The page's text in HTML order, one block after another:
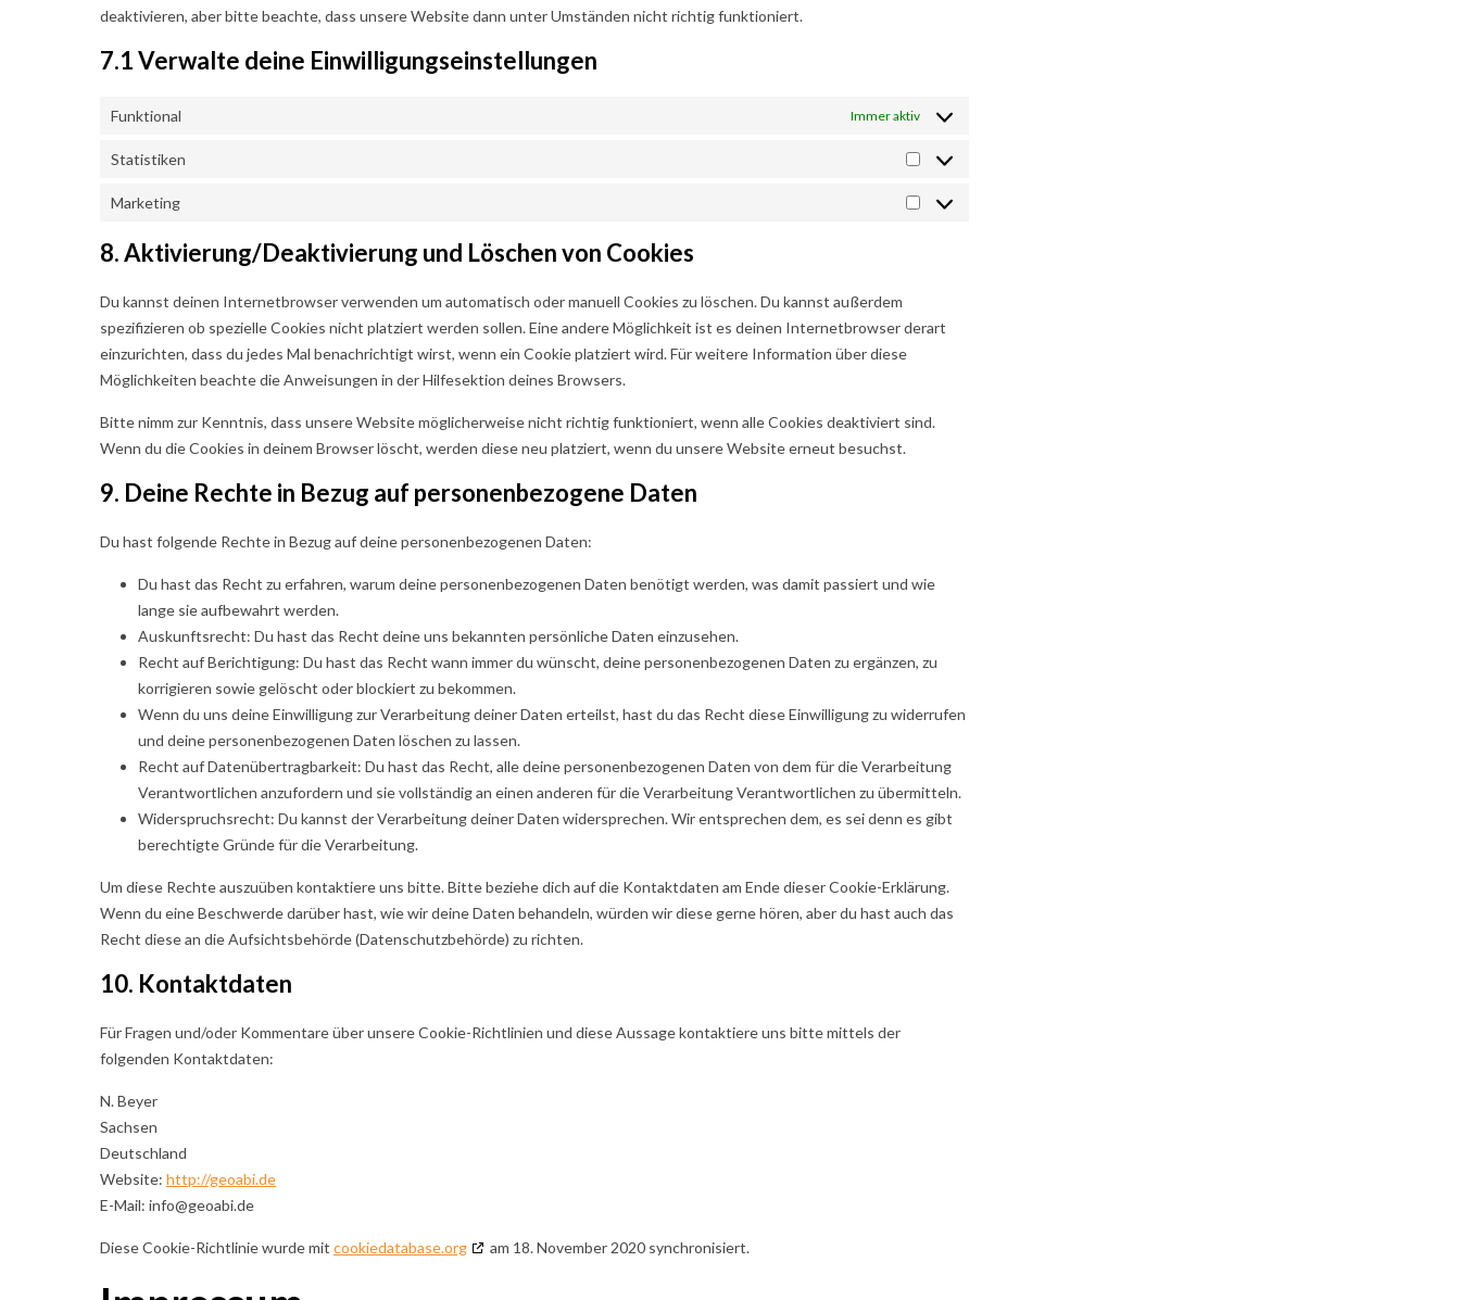
deaktivieren, aber bitte beachte, dass unsere Website dann unter Umständen nicht richtig funktioniert.
7.1 Verwalte deine Einwilligungseinstellungen
Funktional Immer aktiv
Statistiken
Statistiken
Marketing
Marketing
8. Aktivierung/Deaktivierung und Löschen von Cookies
Du kannst deinen Internetbrowser verwenden um automatisch oder manuell Cookies zu löschen. Du kannst außerdem
spezifizieren ob spezielle Cookies nicht platziert werden sollen. Eine andere Möglichkeit ist es deinen Internetbrowser derart
einzurichten, dass du jedes Mal benachrichtigt wirst, wenn ein Cookie platziert wird. Für weitere Information über diese
Möglichkeiten beachte die Anweisungen in der Hilfesektion deines Browsers.
Bitte nimm zur Kenntnis, dass unsere Website möglicherweise nicht richtig funktioniert, wenn alle Cookies deaktiviert sind.
Wenn du die Cookies in deinem Browser löscht, werden diese neu platziert, wenn du unsere Website erneut besuchst.
9. Deine Rechte in Bezug auf personenbezogene Daten
Du hast folgende Rechte in Bezug auf deine personenbezogenen Daten:
Du hast das Recht zu erfahren, warum deine personenbezogenen Daten benötigt werden, was damit passiert und wie
lange sie aufbewahrt werden.
Auskunftsrecht: Du hast das Recht deine uns bekannten persönliche Daten einzusehen.
Recht auf Berichtigung: Du hast das Recht wann immer du wünscht, deine personenbezogenen Daten zu ergänzen, zu
korrigieren sowie gelöscht oder blockiert zu bekommen.
Wenn du uns deine Einwilligung zur Verarbeitung deiner Daten erteilst, hast du das Recht diese Einwilligung zu widerrufen
und deine personenbezogenen Daten löschen zu lassen.
Recht auf Datenübertragbarkeit: Du hast das Recht, alle deine personenbezogenen Daten von dem für die Verarbeitung
Verantwortlichen anzufordern und sie vollständig an einen anderen für die Verarbeitung Verantwortlichen zu übermitteln.
Widerspruchsrecht: Du kannst der Verarbeitung deiner Daten widersprechen. Wir entsprechen dem, es sei denn es gibt
berechtigte Gründe für die Verarbeitung.
Um diese Rechte auszuüben kontaktiere uns bitte. Bitte beziehe dich auf die Kontaktdaten am Ende dieser Cookie-Erklärung.
Wenn du eine Beschwerde darüber hast, wie wir deine Daten behandeln, würden wir diese gerne hören, aber du hast auch das
Recht diese an die Aufsichtsbehörde (Datenschutzbehörde) zu richten.
10. Kontaktdaten
Für Fragen und/oder Kommentare über unsere Cookie-Richtlinien und diese Aussage kontaktiere uns bitte mittels der
folgenden Kontaktdaten:
N. Beyer
Sachsen
Deutschland
Website: http://geoabi.de
E-Mail: info@geoabi.de
Diese Cookie-Richtlinie wurde mit cookiedatabase.org am 18. November 2020 synchronisiert.